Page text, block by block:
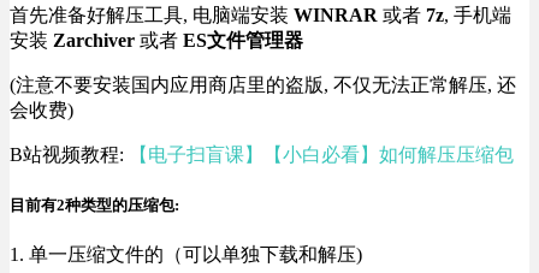
首先准备好解压工具, 电脑端安装 WINRAR 或者 7z, 手机端
安装 Zarchiver 或者 ES文件管理器
(注意不要安装国内应用商店里的盗版, 不仅无法正常解压, 还
会收费)
B站视频教程: 【电子扫盲课】【小白必看】如何解压压缩包
目前有2种类型的压缩包:
1. 单一压缩文件的（可以单独下载和解压)